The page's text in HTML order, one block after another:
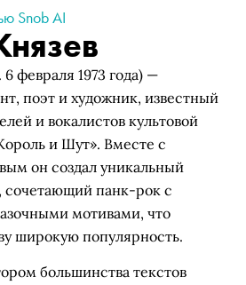
Snob AI
февраля 1973 года) —
поэт и художник, известный
и вокалистов культовой
и Шут». Вместе с
он создал уникальный
сочетающий панк-рок с
мотивами, что
широкую популярность.
большинства текстов